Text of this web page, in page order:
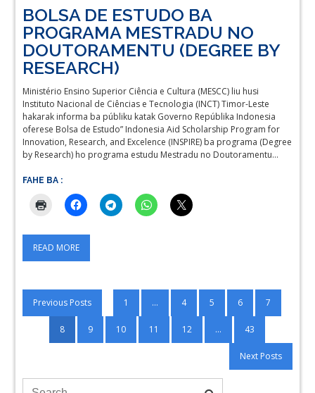
BOLSA DE ESTUDO BA
PROGRAMA MESTRADU NO
DOUTORAMENTU (DEGREE BY
RESEARCH)
Ministério Ensino Superior Ciência e Cultura (MESCC) liu husi
Instituto Nacional de Ciências e Tecnologia (INCT) Timor-Leste
hakarak informa ba públiku katak Governo Repúblika Indonesia
oferese Bolsa de Estudo” Indonesia Aid Scholarship Program for
Innovation, Research, and Excelence (INSPIRE) ba programa (Degree
by Research) ho programa estudu Mestradu no Doutoramentu…
FAHE BA :
READ MORE
Posts
pagination
Previous Posts 1 … 4 5 6 7
8 9 10 11 12 … 43
Next Posts